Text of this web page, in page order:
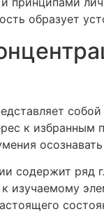
образует
к
содержит
изучаемому